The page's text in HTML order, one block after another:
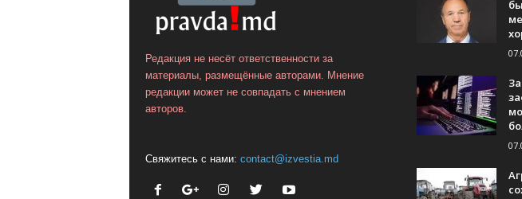
Редакция не несёт ответственности за
материалы, размещённые авторами. Мнение
редакции может не совпадать с мнением
авторов.
Свяжитесь с нами: contact@izvestia.md